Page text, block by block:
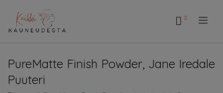
PureMatte Finish Powder, Jane Iredale
Puuteri